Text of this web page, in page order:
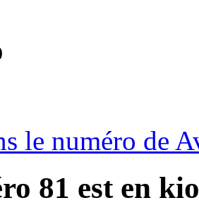
le numéro de
81 est en